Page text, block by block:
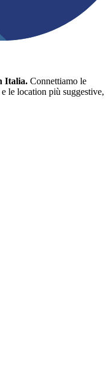
Italia. Connettiamo le
le location più suggestive,